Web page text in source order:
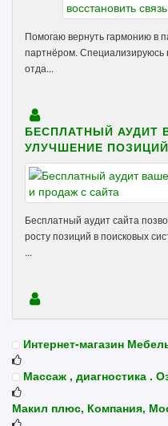
Помогаю вернуть гармонию в
партнёром. Специализируюсь
отда...
БЕСПЛАТНЫЙ АУДИТ
УЛУЧШЕНИЕ
Бесплатный аудит сайта
росту позиций в поисковых
...
Интернет-магазин
Массаж , диагностика .
Макил плюс, Компания,